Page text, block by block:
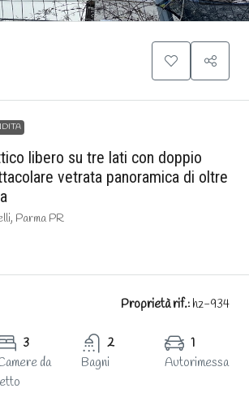
libero su tre lati con doppio
vetrata panoramica di oltre
Parma PR
Proprietà rif.: hz-934
3
da
2
Bagni
1
Autorimessa